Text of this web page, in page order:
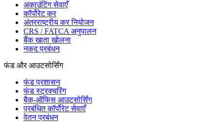
अकाउंटिंग सेवाएँ
कॉर्पोरेट कर
अंतरराष्ट्रीय कर नियोजन
CRS / FATCA अनुपालन
बैंक खाता खोलना
नकद प्रबंधन
फंड और आउटसोर्सिंग
फंड प्रशासन
फंड स्ट्रक्चरिंग
बैक-ऑफिस आउटसोर्सिंग
प्रबंधित कॉर्पोरेट सेवाएँ
वेतन प्रबंधन